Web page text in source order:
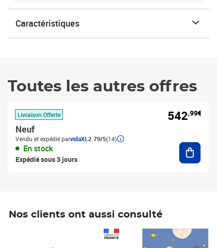
Caractéristiques
Toutes les autres offres
Livraison Offerte
Neuf
Vendu et expédié parvidaXL 2.79/5(14)
En stock
Expédié sous 3 jours
542,99€
Nos clients ont aussi consulté
Prix 7,50€